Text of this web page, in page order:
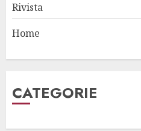
Rivista
Home
CATEGORIE